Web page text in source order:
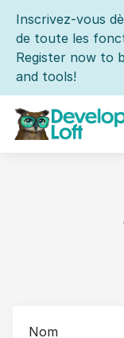
Inscrivez-vous
de toute les
Register now to
and tools!
Nom